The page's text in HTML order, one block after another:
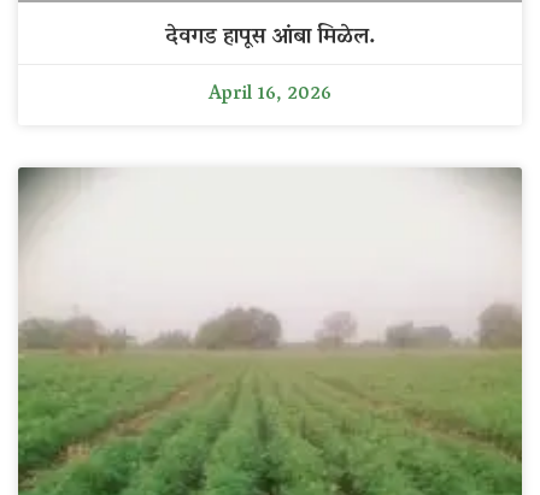
देवगड हापूस आंबा मिळेल.
April 16, 2026